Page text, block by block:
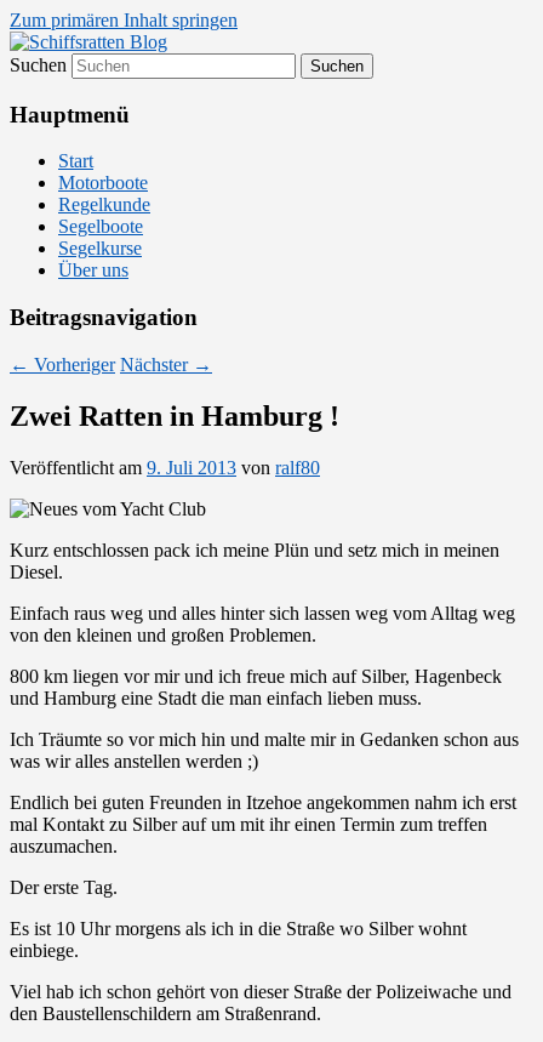
Zum primären Inhalt springen
Schiffsratten Blog
Segelsport in Second Life
Suchen
Hauptmenü
Start
Motorboote
Regelkunde
Segelboote
Segelkurse
Über uns
Beitragsnavigation
← Vorheriger Nächster →
Zwei Ratten in Hamburg !
Veröffentlicht am 9. Juli 2013 von ralf80
Kurz entschlossen pack ich meine Plün und setz mich in meinen
Diesel.
Einfach raus weg und alles hinter sich lassen weg vom Alltag weg
von den kleinen und großen Problemen.
800 km liegen vor mir und ich freue mich auf Silber, Hagenbeck
und Hamburg eine Stadt die man einfach lieben muss.
Ich Träumte so vor mich hin und malte mir in Gedanken schon aus
was wir alles anstellen werden ;)
Endlich bei guten Freunden in Itzehoe angekommen nahm ich erst
mal Kontakt zu Silber auf um mit ihr einen Termin zum treffen
auszumachen.
Der erste Tag.
Es ist 10 Uhr morgens als ich in die Straße wo Silber wohnt
einbiege.
Viel hab ich schon gehört von dieser Straße der Polizeiwache und
den Baustellenschildern am Straßenrand.